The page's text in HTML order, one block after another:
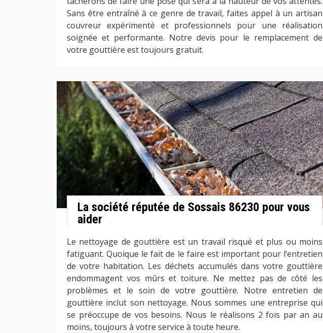
Sans être entraîné à ce genre de travail, faites appel à un artisan
couvreur expérimenté et professionnels pour une réalisation
soignée et performante. Notre devis pour le remplacement de
votre gouttière est toujours gratuit.
La société réputée de Sossais 86230 pour vous
aider
Le nettoyage de gouttière est un travail risqué et plus ou moins
fatiguant. Quoique le fait de le faire est important pour l’entretien
de votre habitation. Les déchets accumulés dans votre gouttière
endommagent vos mûrs et toiture. Ne mettez pas de côté les
problèmes et le soin de votre gouttière. Notre entretien de
gouttière inclut son nettoyage. Nous sommes une entreprise qui
se préoccupe de vos besoins. Nous le réalisons 2 fois par an au
moins, toujours à votre service à toute heure.